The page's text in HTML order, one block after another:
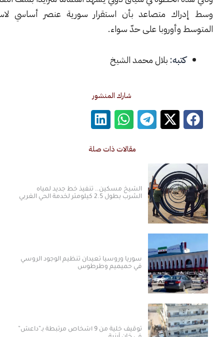
متصاعد بأن استقرار سورية عنصر أساسي لاستقرار شرق
وأوروبا على حدّ سواء.
بلال محمد الشيخ
شارك المنشور
مقالات ذات صلة
الشيخ مسكين.. تنفيذ خط جديد لمياه
الشرب بطول 2.5 كيلومتر لخدمة الحي الغربي
سوريا وروسيا تعيدان تنظيم الوجود الروسي
في حميميم وطرطوس
توقيف خلية من 9 أشخاص مرتبطة بـ”داعش”